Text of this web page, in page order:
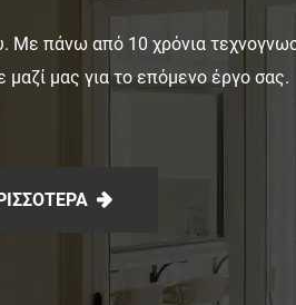
Με πάνω από 10 χρόνια
μαζί μας για το επόμενο έργο σας.